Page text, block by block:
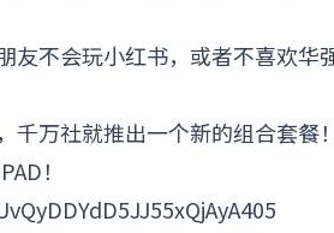
友不会玩小红书，或者不喜欢华
千万社就推出一个新的组合套餐！
！